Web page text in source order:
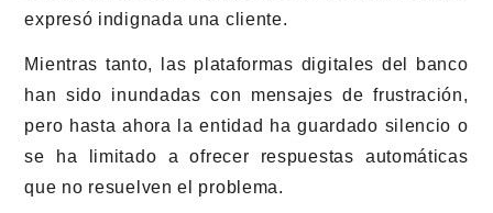
expresó indignada una cliente.
Mientras tanto, las plataformas digitales del banco
han sido inundadas con mensajes de frustración,
pero hasta ahora la entidad ha guardado silencio o
se ha limitado a ofrecer respuestas automáticas
que no resuelven el problema.